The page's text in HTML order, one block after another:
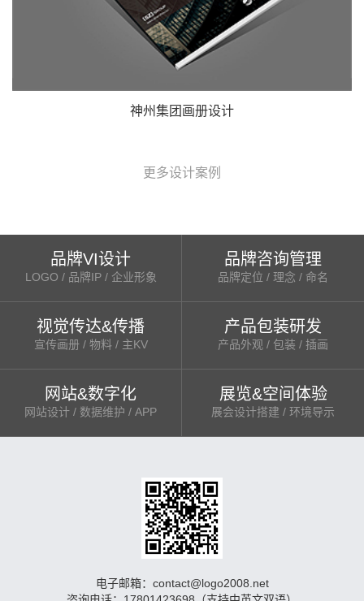
神州集团画册设计
更多设计案例
品牌VI设计
LOGO / 品牌IP / 企业形象
品牌咨询管理
品牌定位 / 理念 / 命名
视觉传达&传播
宣传画册 / 物料 / 主KV
产品包装研发
产品外观 / 包装 / 插画
网站&数字化
网站设计 / 数据维护 / APP
展览&空间体验
展会设计搭建 / 环境导示
电子邮箱：contact@logo2008.net